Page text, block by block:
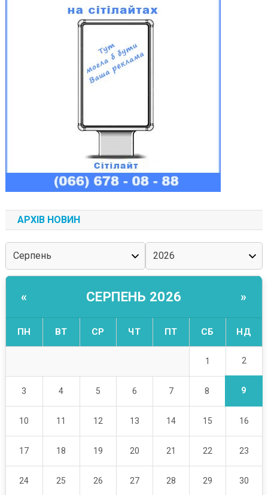
АРХІВ НОВИН
« СЕРПЕНЬ 2026 »
ПН ВТ СР ЧТ ПТ СБ НД
1 2
3 4 5 6 7 8 9
10 11 12 13 14 15 16
17 18 19 20 21 22 23
24 25 26 27 28 29 30